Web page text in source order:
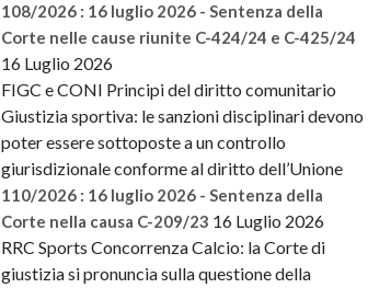
108/2026 : 16 luglio 2026 - Sentenza della
Corte nelle cause riunite C-424/24 e C-425/24
16 Luglio 2026
FIGC e CONI Principi del diritto comunitario
Giustizia sportiva: le sanzioni disciplinari devono
poter essere sottoposte a un controllo
giurisdizionale conforme al diritto dell’Unione
110/2026 : 16 luglio 2026 - Sentenza della
Corte nella causa C-209/23 16 Luglio 2026
RRC Sports Concorrenza Calcio: la Corte di
giustizia si pronuncia sulla questione della